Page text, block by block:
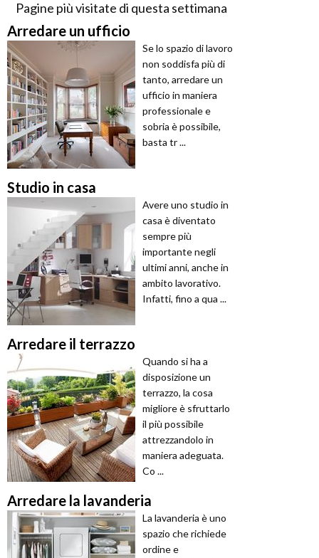
Pagine più visitate di questa settimana
Arredare un ufficio
Se lo spazio di lavoro
non soddisfa più di
tanto, arredare un
ufficio in maniera
professionale e
sobria è possibile,
basta tr ...
Studio in casa
Avere uno studio in
casa è diventato
sempre più
importante negli
ultimi anni, anche in
ambito lavorativo.
Infatti, fino a qua ...
Arredare il terrazzo
Quando si ha a
disposizione un
terrazzo, la cosa
migliore è sfruttarlo
il più possibile
attrezzandolo in
maniera adeguata.
Co ...
Arredare la lavanderia
La lavanderia è uno
spazio che richiede
ordine e